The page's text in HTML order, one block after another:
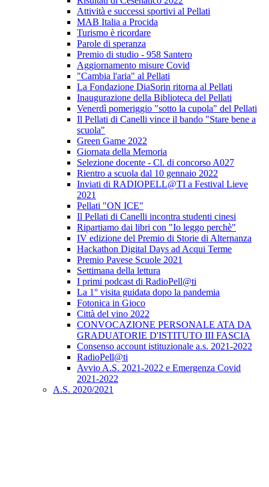
Attività e successi sportivi al Pellati
MAB Italia a Procida
Turismo è ricordare
Parole di speranza
Premio di studio - 958 Santero
Aggiornamento misure Covid
"Cambia l'aria" al Pellati
La Fondazione DiaSorin ritorna al Pellati
Inaugurazione della Biblioteca del Pellati
Venerdì pomeriggio "sotto la cupola" del Pellati
Il Pellati di Canelli vince il bando "Stare bene a
scuola"
Green Game 2022
Giornata della Memoria
Selezione docente - Cl. di concorso A027
Rientro a scuola dal 10 gennaio 2022
Inviati di RADIOPELL@TI a Festival Lieve
2021
Pellati "ON ICE"
Il Pellati di Canelli incontra studenti cinesi
Ripartiamo dai libri con "Io leggo perchè"
IV edizione del Premio di Storie di Alternanza
Hackathon Digital Days ad Acqui Terme
Premio Pavese Scuole 2021
Settimana della lettura
I primi podcast di RadioPell@ti
La 1° visita guidata dopo la pandemia
Fotonica in Gioco
Città del vino 2022
CONVOCAZIONE PERSONALE ATA DA
GRADUATORIE D'ISTITUTO III FASCIA
Consenso account istituzionale a.s. 2021-2022
RadioPell@ti
Avvio A.S. 2021-2022 e Emergenza Covid
2021-2022
A.S. 2020/2021